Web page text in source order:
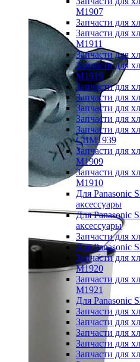
M1907
Запчасти для
Запчасти для
M1911
Запчасти для
Запчасти для
M1919
Запчасти для
Запчасти для
Запчасти для
Запчасти для
Запчасти для
CBM1939
Запчасти для
M1909
Запчасти для
M1910
Для Panasonic
аксессуары
Для Panasonic
аксессуары
Запчасти для
Для Panasonic
Запчасти для
M1920
Запчасти для
M1921
Для Panasonic
Запчасти для
Запчасти для
Запчасти для
Запчасти для
Запчасти для